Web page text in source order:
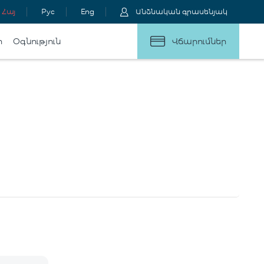
Հայ Рус Eng Անձնական գրասենյակ
Օգնություն Վճարումներ